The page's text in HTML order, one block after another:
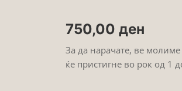
750,00 ден
За да нарачате, ве
ќе пристигне во рок од 1